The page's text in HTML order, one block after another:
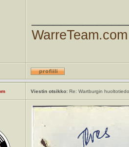
WarreTeam.com
Viestin otsikko:Re: Wartburgin